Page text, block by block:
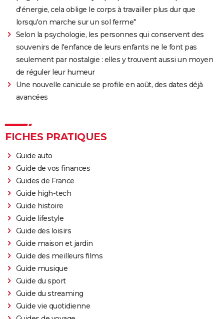
d'énergie, cela oblige le corps à travailler plus dur que
lorsqu'on marche sur un sol ferme"
Selon la psychologie, les personnes qui conservent des
souvenirs de l'enfance de leurs enfants ne le font pas
seulement par nostalgie : elles y trouvent aussi un moyen
de réguler leur humeur
Une nouvelle canicule se profile en août, des dates déjà
avancées
FICHES PRATIQUES
Guide auto
Guide de vos finances
Guides de France
Guide high-tech
Guide histoire
Guide lifestyle
Guide des loisirs
Guide maison et jardin
Guide des meilleurs films
Guide musique
Guide du sport
Guide du streaming
Guide vie quotidienne